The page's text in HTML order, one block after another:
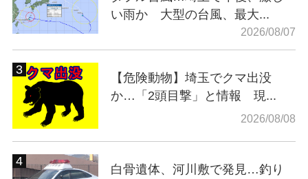
い雨か 大型の台風、最大...
2026/08/07
【危険動物】埼玉でクマ出没
か…「2頭目撃」と情報 現...
2026/08/08
白骨遺体、河川敷で発見…釣り